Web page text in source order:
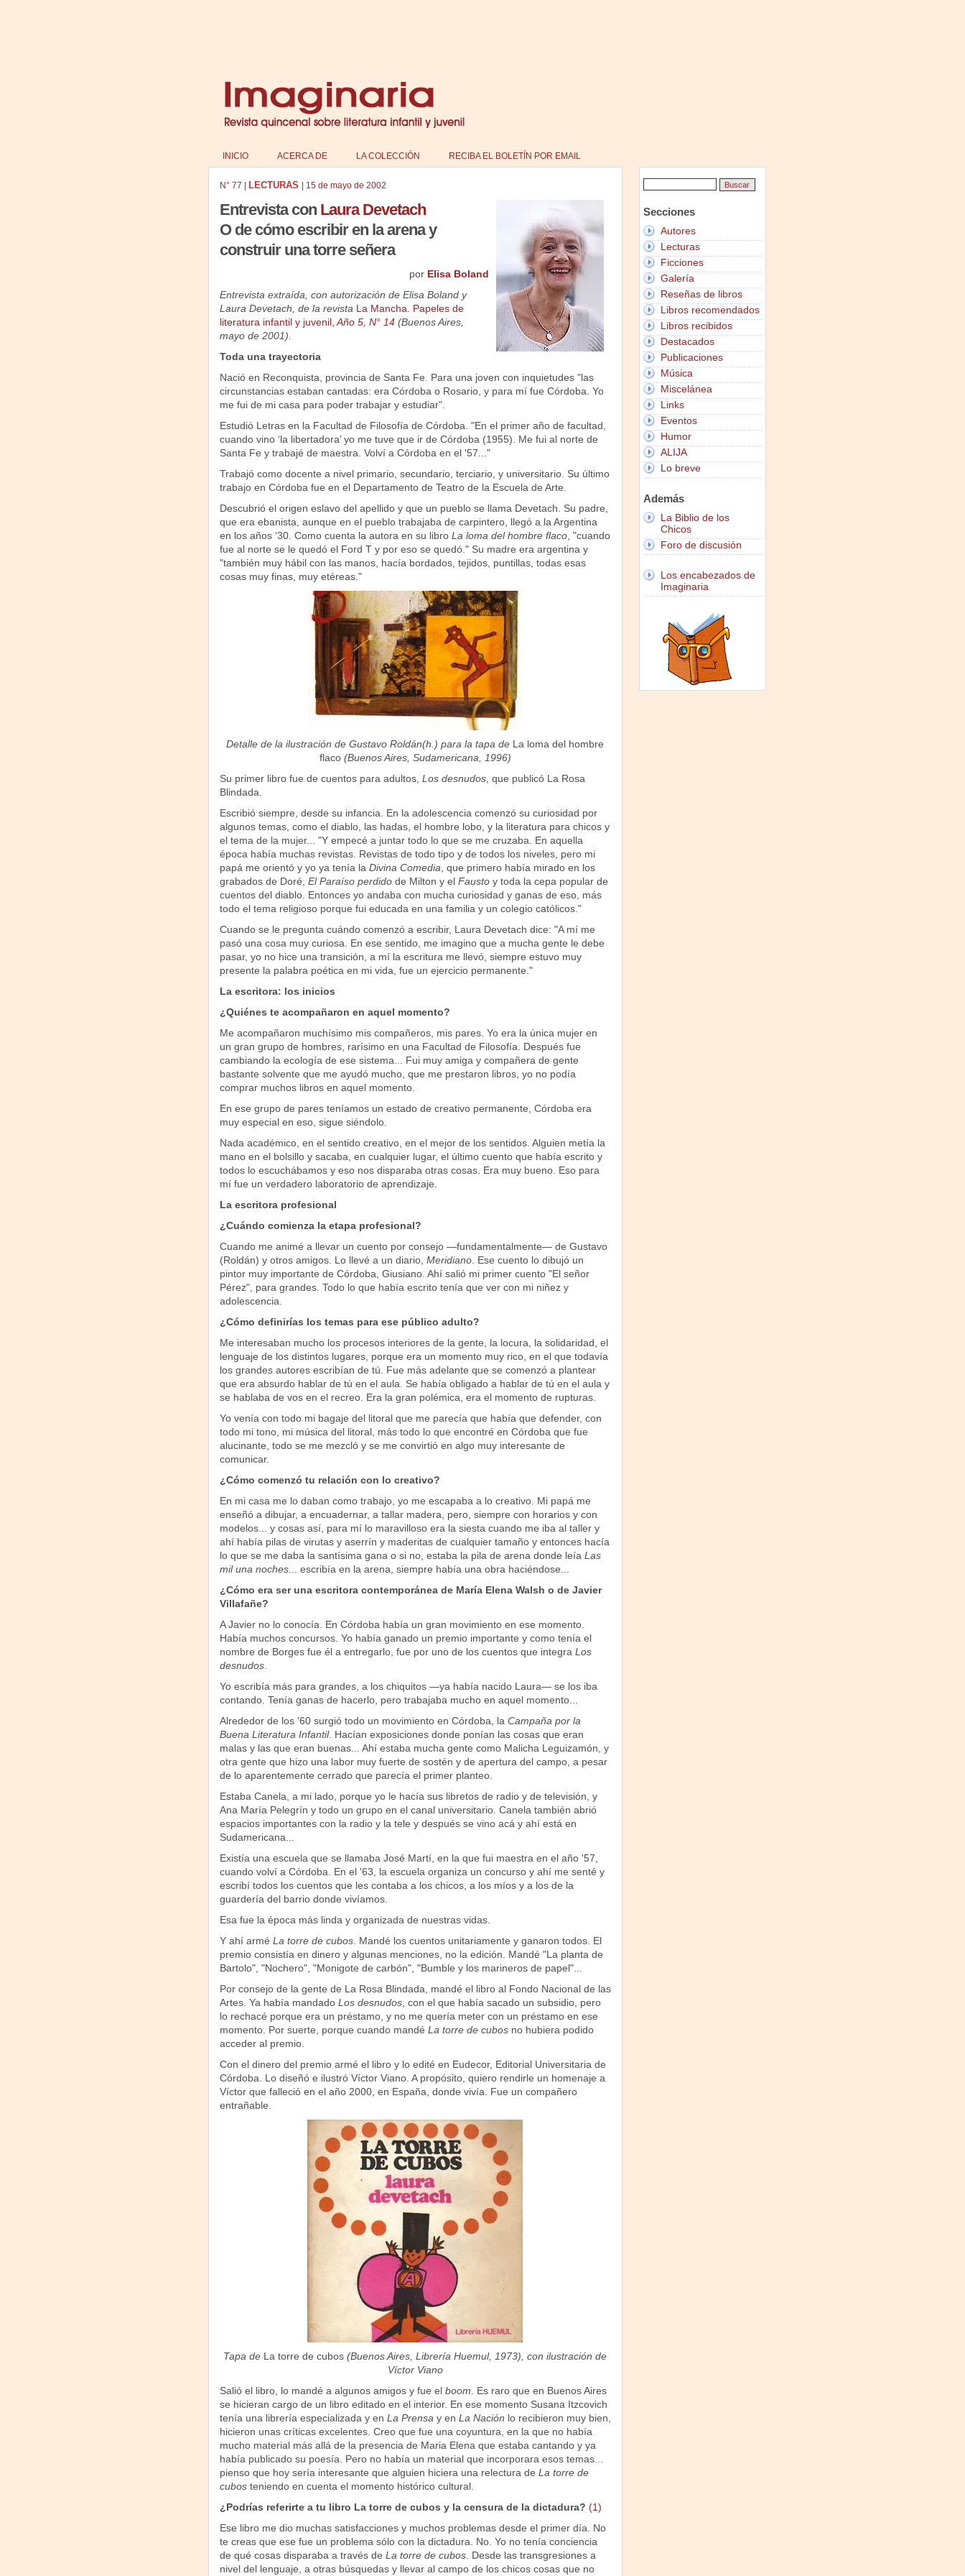
INICIO ACERCA DE LA COLECCIÓN RECIBA EL BOLETÍN POR EMAIL
N° 77 LECTURAS 15 de mayo de 2002
Entrevista con Laura Devetach
O de cómo escribir en la arena y
construir una torre señera
por Elisa Boland
Entrevista extraída, con autorización de Elisa Boland y
Laura Devetach, de la revista La Mancha. Papeles de
literatura infantil y juvenil, Año 5, N° 14(Buenos Aires,
mayo de 2001).
Toda una trayectoria
Nació en Reconquista, provincia de Santa Fe. Para una joven con inquietudes "las
circunstancias estaban cantadas: era Córdoba o Rosario, y para mí fue Córdoba. Yo
me fui de mi casa para poder trabajar y estudiar".
Estudió Letras en la Facultad de Filosofía de Córdoba. "En el primer año de facultad,
cuando vino ‘la libertadora’ yo me tuve que ir de Córdoba (1955). Me fui al norte de
Santa Fe y trabajé de maestra. Volví a Córdoba en el '57..."
Trabajó como docente a nivel primario, secundario, terciario, y universitario. Su último
trabajo en Córdoba fue en el Departamento de Teatro de la Escuela de Arte.
Descubrió el origen eslavo del apellido y que un pueblo se llama Devetach. Su padre,
que era ebanista, aunque en el pueblo trabajaba de carpintero, llegó a la Argentina
en los años ‘30. Como cuenta la autora en su libro La loma del hombre flaco, "cuando
fue al norte se le quedó el Ford T y por eso se quedó." Su madre era argentina y
"también muy hábil con las manos, hacía bordados, tejidos, puntillas, todas esas
cosas muy finas, muy etéreas."
Detalle de la ilustración de Gustavo Roldán(h.) para la tapa de La loma del hombre
flaco(Buenos Aires, Sudamericana, 1996)
Su primer libro fue de cuentos para adultos, Los desnudos, que publicó La Rosa
Blindada.
Escribió siempre, desde su infancia. En la adolescencia comenzó su curiosidad por
algunos temas, como el diablo, las hadas, el hombre lobo, y la literatura para chicos y
el tema de la mujer... "Y empecé a juntar todo lo que se me cruzaba. En aquella
época había muchas revistas. Revistas de todo tipo y de todos los niveles, pero mi
papá me orientó y yo ya tenía la Divina Comedia , que primero había mirado en los
grabados de Doré, El Paraíso perdidode Milton y el Faustoy toda la cepa popular de
cuentos del diablo. Entonces yo andaba con mucha curiosidad y ganas de eso, más
todo el tema religioso porque fui educada en una familia y un colegio católicos."
Cuando se le pregunta cuándo comenzó a escribir, Laura Devetach dice: "A mí me
pasó una cosa muy curiosa. En ese sentido, me imagino que a mucha gente le debe
pasar, yo no hice una transición, a mí la escritura me llevó, siempre estuvo muy
presente la palabra poética en mi vida, fue un ejercicio permanente."
La escritora: los inicios
¿Quiénes te acompañaron en aquel momento?
Me acompañaron muchísimo mis compañeros, mis pares. Yo era la única mujer en
un gran grupo de hombres, rarísimo en una Facultad de Filosofía. Después fue
cambiando la ecología de ese sistema... Fui muy amiga y compañera de gente
bastante solvente que me ayudó mucho, que me prestaron libros, yo no podía
comprar muchos libros en aquel momento.
En ese grupo de pares teníamos un estado de creativo permanente, Córdoba era
muy especial en eso, sigue siéndolo.
Nada académico, en el sentido creativo, en el mejor de los sentidos. Alguien metía la
mano en el bolsillo y sacaba, en cualquier lugar, el último cuento que había escrito y
todos lo escuchábamos y eso nos disparaba otras cosas. Era muy bueno. Eso para
mí fue un verdadero laboratorio de aprendizaje.
La escritora profesional
¿Cuándo comienza la etapa profesional?
Cuando me animé a llevar un cuento por consejo —fundamentalmente— de Gustavo
(Roldán) y otros amigos. Lo llevé a un diario, Meridiano. Ese cuento lo dibujó un
pintor muy importante de Córdoba, Giusiano. Ahí salió mi primer cuento "El señor
Pérez", para grandes. Todo lo que había escrito tenía que ver con mi niñez y
adolescencia.
¿Cómo definirías los temas para ese público adulto?
Me interesaban mucho los procesos interiores de la gente, la locura, la solidaridad, el
lenguaje de los distintos lugares, porque era un momento muy rico, en el que todavía
los grandes autores escribían de tú. Fue más adelante que se comenzó a plantear
que era absurdo hablar de tú en el aula. Se había obligado a hablar de tú en el aula y
se hablaba de vos en el recreo. Era la gran polémica, era el momento de rupturas.
Yo venía con todo mi bagaje del litoral que me parecía que había que defender, con
todo mi tono, mi música del litoral, más todo lo que encontré en Córdoba que fue
alucinante, todo se me mezcló y se me convirtió en algo muy interesante de
comunicar.
¿Cómo comenzó tu relación con lo creativo?
En mi casa me lo daban como trabajo, yo me escapaba a lo creativo. Mi papá me
enseñó a dibujar, a encuadernar, a tallar madera, pero, siempre con horarios y con
modelos... y cosas así, para mí lo maravilloso era la siesta cuando me iba al taller y
ahí había pilas de virutas y aserrín y maderitas de cualquier tamaño y entonces hacía
lo que se me daba la santísima gana o si no, estaba la pila de arena donde leía Las
mil una noches... escribía en la arena, siempre había una obra haciéndose...
¿Cómo era ser una escritora contemporánea de María Elena Walsh o de Javier
Villafañe?
A Javier no lo conocía. En Córdoba había un gran movimiento en ese momento.
Había muchos concursos. Yo había ganado un premio importante y como tenía el
nombre de Borges fue él a entregarlo, fue por uno de los cuentos que integra Los
desnudos.
Yo escribía más para grandes, a los chiquitos —ya había nacido Laura— se los iba
contando. Tenía ganas de hacerlo, pero trabajaba mucho en aquel momento...
Alrededor de los '60 surgió todo un movimiento en Córdoba, la Campaña por la
Buena Literatura Infantil. Hacían exposiciones donde ponían las cosas que eran
malas y las que eran buenas... Ahí estaba mucha gente como Malicha Leguizamón, y
otra gente que hizo una labor muy fuerte de sostén y de apertura del campo, a pesar
de lo aparentemente cerrado que parecía el primer planteo.
Estaba Canela, a mi lado, porque yo le hacía sus libretos de radio y de televisión, y
Ana María Pelegrín y todo un grupo en el canal universitario. Canela también abrió
espacios importantes con la radio y la tele y después se vino acá y ahí está en
Sudamericana...
Existía una escuela que se llamaba José Martí, en la que fui maestra en el año '57,
cuando volví a Córdoba. En el '63, la escuela organiza un concurso y ahí me senté y
escribí todos los cuentos que les contaba a los chicos, a los míos y a los de la
guardería del barrio donde vivíamos.
Esa fue la época más linda y organizada de nuestras vidas.
Y ahí armé La torre de cubos. Mandé los cuentos unitariamente y ganaron todos. El
premio consistía en dinero y algunas menciones, no la edición. Mandé "La planta de
Bartolo", "Nochero", "Monigote de carbón", "Bumble y los marineros de papel"...
Por consejo de la gente de La Rosa Blindada, mandé el libro al Fondo Nacional de las
Artes. Ya había mandado Los desnudos, con el que había sacado un subsidio, pero
lo rechacé porque era un préstamo, y no me quería meter con un préstamo en ese
momento. Por suerte, porque cuando mandé La torre de cubosno hubiera podido
acceder al premio.
Con el dinero del premio armé el libro y lo edité en Eudecor, Editorial Universitaria de
Córdoba. Lo diseñó e ilustró Víctor Viano. A propósito, quiero rendirle un homenaje a
Víctor que falleció en el año 2000, en España, donde vivía. Fue un compañero
entrañable.
Tapa de La torre de cubos (Buenos Aires, Librería Huemul, 1973), con ilustración de
Víctor Viano
Salió el libro, lo mandé a algunos amigos y fue el boom . Es raro que en Buenos Aires
se hicieran cargo de un libro editado en el interior. En ese momento Susana Itzcovich
tenía una librería especializada y en La Prensa y en La Nación lo recibieron muy bien,
hicieron unas críticas excelentes. Creo que fue una coyuntura, en la que no había
mucho material más allá de la presencia de Maria Elena que estaba cantando y ya
había publicado su poesía. Pero no había un material que incorporara esos temas...
pienso que hoy sería interesante que alguien hiciera una relectura de La torre de
cubosteniendo en cuenta el momento histórico cultural.
¿Podrías referirte a tu libro La torre de cubos y la censura de la dictadura? (1)
Ese libro me dio muchas satisfacciones y muchos problemas desde el primer día. No
te creas que ese fue un problema sólo con la dictadura. No. Yo no tenía conciencia
de qué cosas disparaba a través de La torre de cubos. Desde las transgresiones a
nivel del lenguaje, a otras búsquedas y llevar al campo de los chicos cosas que no
Secciones
Autores
Lecturas
Ficciones
Galería
Reseñas de libros
Libros recomendados
Libros recibidos
Destacados
Publicaciones
Música
Miscelánea
Links
Eventos
Humor
ALIJA
Lo breve
Además
La Biblio de los
Chicos
Foro de discusión
Los encabezados de
Imaginaria